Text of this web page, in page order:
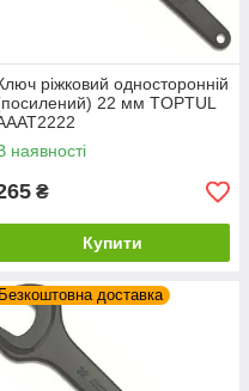
ріжковий односторонній
22 мм TOPTUL
наявності
₴
Купити
Безкоштовна доставка